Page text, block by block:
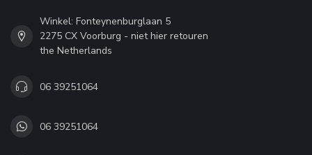
Winkel: Fonteynenburglaan 5
2275 CX Voorburg - niet hier retouren
the Netherlands
06 39251064
06 39251064